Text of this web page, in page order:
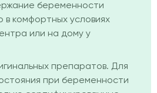
беременности
в комфортных условиях
или на дому у
препаратов. Для
при беременности